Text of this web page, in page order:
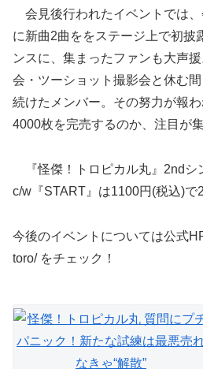
会見後行われたイベントでは
に新曲2曲ををステージ上で初披
ンスに、集まったファンも大声
会・ツーショット撮影会と休む
続けたメンバー。その努力が報
4000枚を完売するのか、注目が集
『怪傑！トロピカル丸』2ndシ
c/w『START』は1100円(税込)で
今後のイベントについては公式
toro/ をチェック！